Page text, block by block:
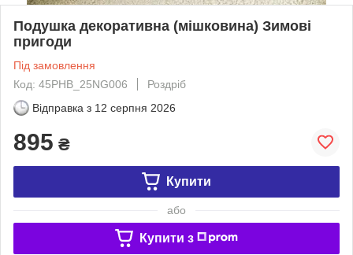
Подушка декоративна (мішковина) Зимові
пригоди
Під замовлення
Код: 45PHB_25NG006
Роздріб
Відправка з 12 серпня 2026
895 ₴
Купити
або
Купити з